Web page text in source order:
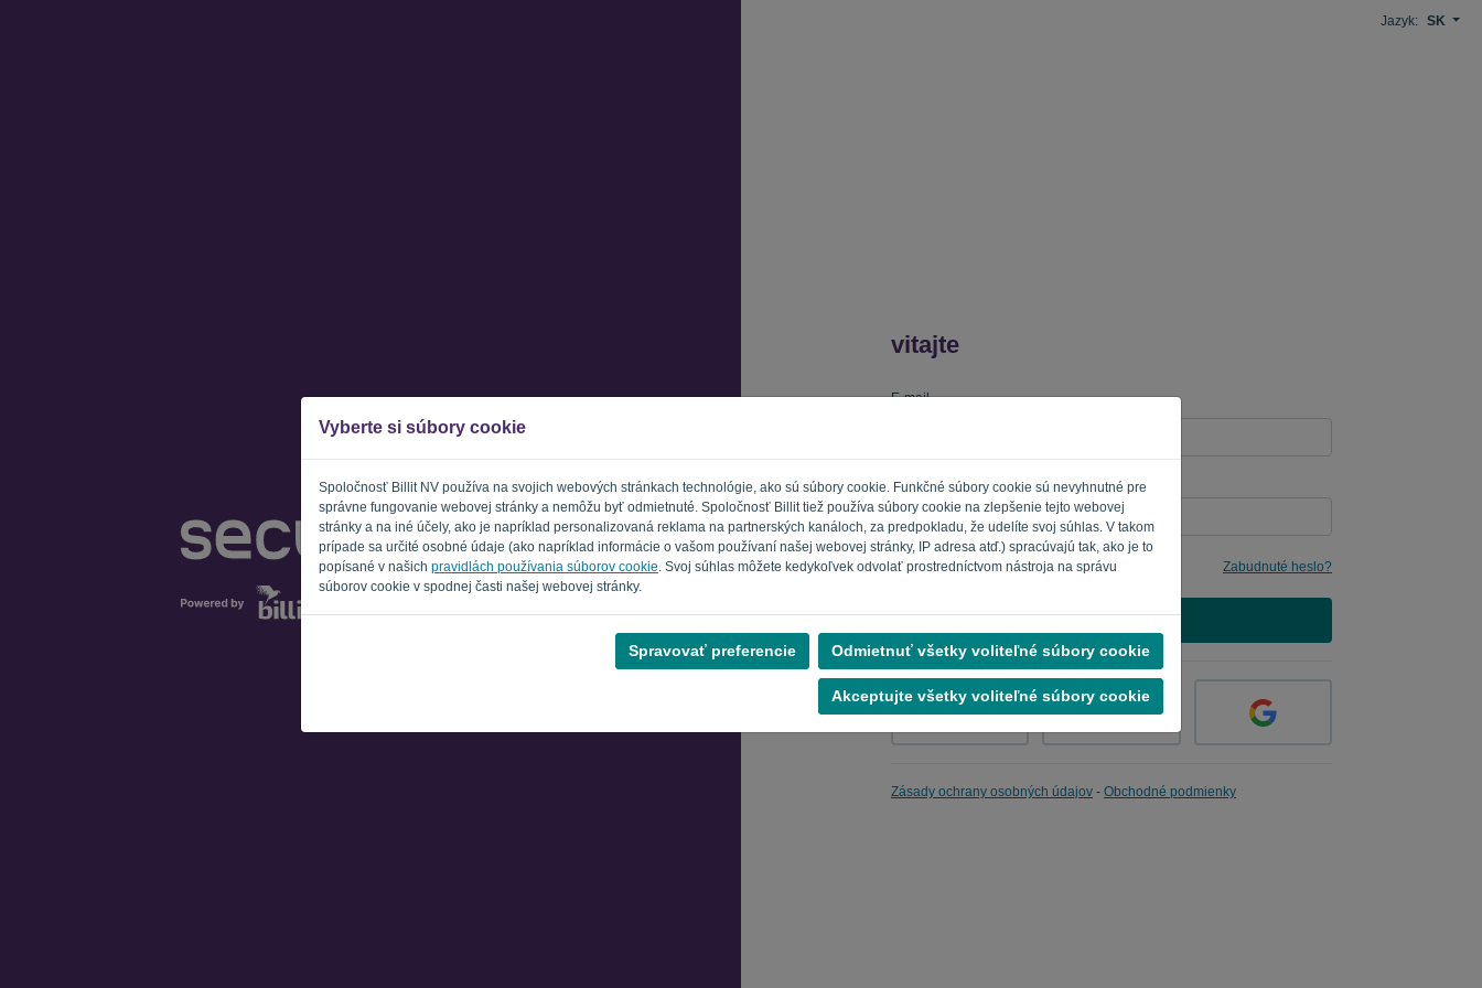
Vyberte si súbory cookie
Spoločnosť Billit NV používa na svojich webových stránkach technológie, ako sú súbory cookie. Funkčné súbory cookie sú nevyhnutné pre
správne fungovanie webovej stránky a nemôžu byť odmietnuté. Spoločnosť Billit tiež používa súbory cookie na zlepšenie tejto webovej
stránky a na iné účely, ako je napríklad personalizovaná reklama na partnerských kanáloch, za predpokladu, že udelíte svoj súhlas. V takom
prípade sa určité osobné údaje (ako napríklad informácie o vašom používaní našej webovej stránky, IP adresa atď.) spracúvajú tak, ako je to
popísané v našich pravidlách používania súborov cookie. Svoj súhlas môžete kedykoľvek odvolať prostredníctvom nástroja na správu
súborov cookie v spodnej časti našej webovej stránky.
Spravovať preferencie Odmietnuť všetky voliteľné súbory cookie
Akceptujte všetky voliteľné súbory cookie
Jazyk: SK
vitajte
E-mail
Heslo
Pripomínajte mi Zabudnuté heslo?
PRIHLÁSIŤ SA
Zásady ochrany osobných údajov - Obchodné podmienky